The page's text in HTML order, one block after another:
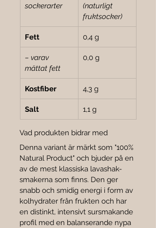
sockerarter
(naturligt
fruktsocker)
Fett 0,4 g
– varav
mättat fett
0,0 g
Kostfiber 4,3 g
Salt 1,1 g
Vad produkten bidrar med
Denna variant är märkt som "100%
Natural Product" och bjuder på en
av de mest klassiska lavashak-
smakerna som finns. Den ger
snabb och smidig energi i form av
kolhydrater från frukten och har
en distinkt, intensivt sursmakande
profil med en balanserande nypa